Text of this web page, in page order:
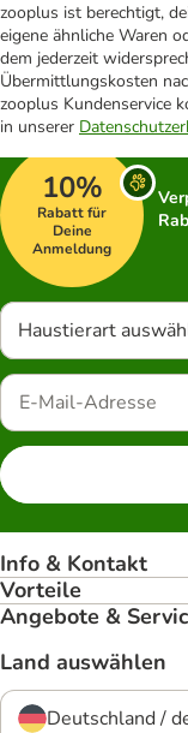
zooplus ist berechtigt,
eigene ähnliche Waren
dem jederzeit
Übermittlungskosten
zooplus Kundenservice
in unserer
10%
Rabatt für
Deine
Anmeldung
Haustierart
Info & Kontakt
Vorteile
Angebote &
Land auswählen
Deutschland /